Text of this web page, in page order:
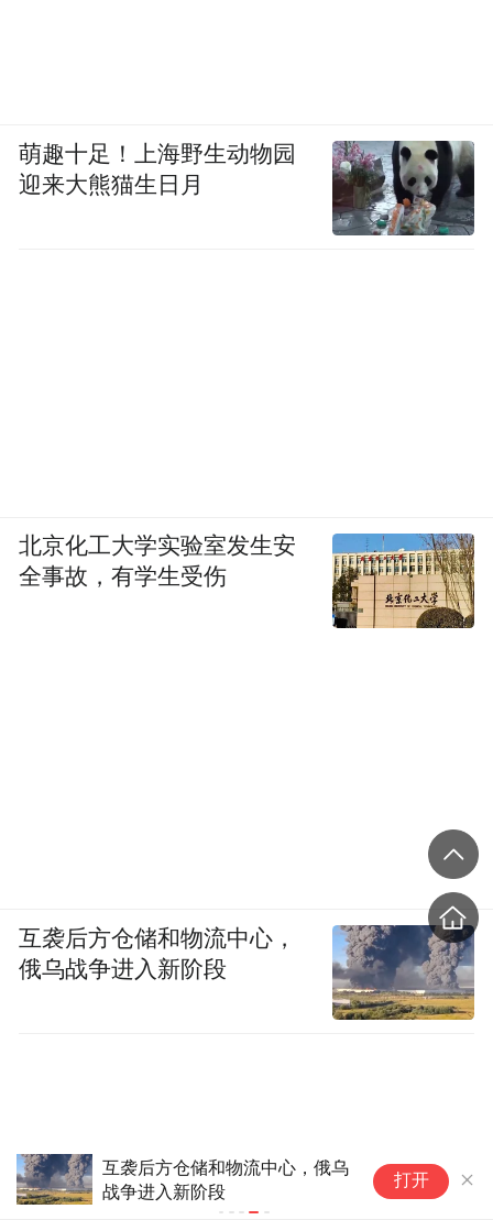
互袭后方仓储和物流中心，俄乌
战争进入新阶段
打开
萌趣十足！上海野生动物园
迎来大熊猫生日月
北京化工大学实验室发生安
全事故，有学生受伤
互袭后方仓储和物流中心，
俄乌战争进入新阶段